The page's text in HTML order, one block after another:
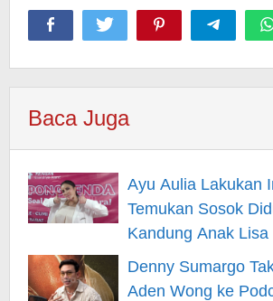
Baca Juga
Ayu Aulia Lakukan
Temukan Sosok
Kandung Anak
Berita Hiburan
Denny Sumargo
Aden Wong ke